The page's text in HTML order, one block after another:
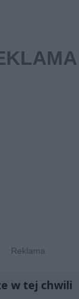
w tej chwili